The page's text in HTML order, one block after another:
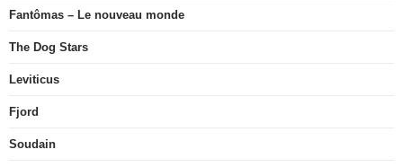
Fantômas – Le nouveau monde
The Dog Stars
Leviticus
Fjord
Soudain